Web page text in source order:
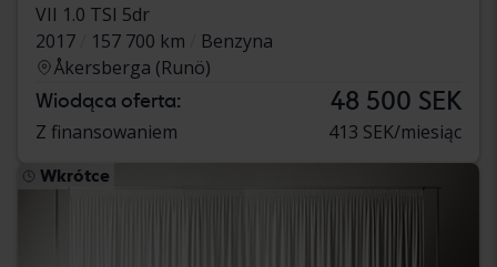
VII 1.0 TSI 5dr
2017
157 700 km
Benzyna
Åkersberga (Runö)
Wiodąca oferta: 48 500 SEK
Z finansowaniem 413 SEK/miesiąc
Wkrótce